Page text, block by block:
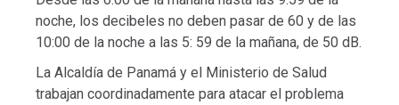
noche, los decibeles no deben pasar de 60 y de las
10:00 de la noche a las 5: 59 de la mañana, de 50 dB.
La Alcaldía de Panamá y el Ministerio de Salud
trabajan coordinadamente para atacar el problema